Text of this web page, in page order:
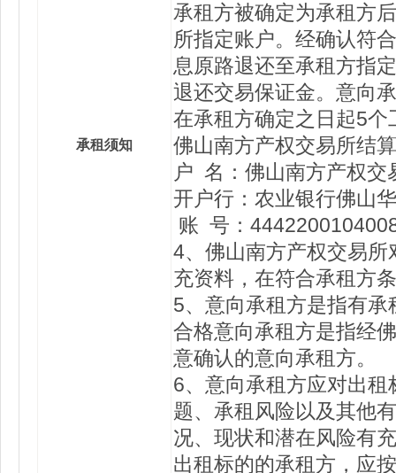
承租须知
承租方被确定为承租方
所指定账户。经确认符
息原路退还至承租方指
退还交易保证金。意向
在承租方确定之日起5
佛山南方产权交易所结
户 名：佛山南方产权交
开户行：农业银行佛山
账 号：
4、佛山南方产权交易
充资料，在符合承租方
5、意向承租方是指有
合格意向承租方是指经
意确认的意向承租方。
6、意向承租方应对出
题、承租风险以及其他
况、现状和潜在风险有
出租标的的承租方，应